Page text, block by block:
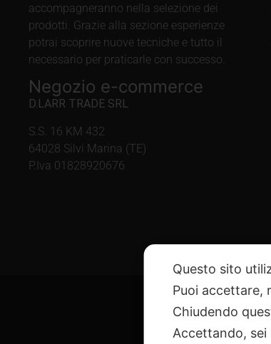
accompagneranno nella selezione dei
prodotti. Grazie alla sezione esperienze
potrai scoprire nuove tecniche e tutto il
necessario per praticarle con successo.
Negozio e-commerce
D.LARR TRADE SRL
S.S. 16 KM 432
64028 Silvi Marina (TE)
P.Iva 01828920676
Questo sito
Puoi accettare,
Chiudendo
Accettando, sei